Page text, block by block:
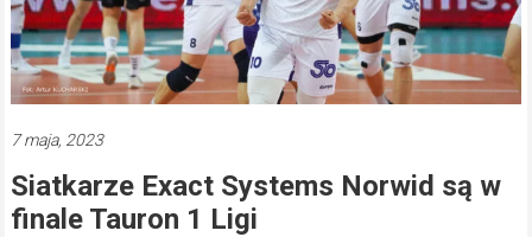
7 maja, 2023
Siatkarze Exact Systems Norwid są w
finale Tauron 1 Ligi